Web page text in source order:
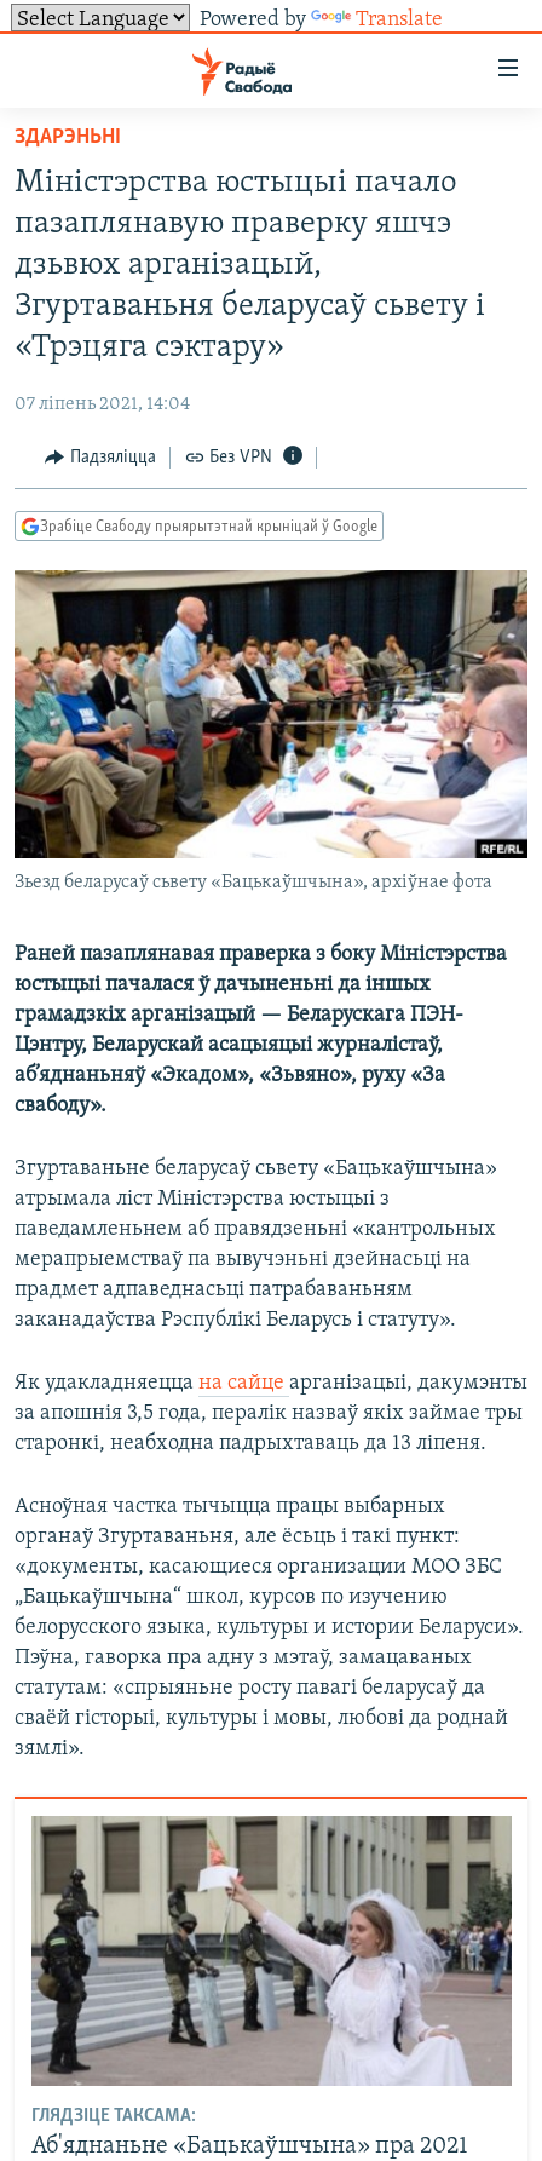
Powered by Translate
ўнівэрсальнага
доступу
Перайсьці
да
галоўнага
зьместу
Перайсьці
да
галоўнай
Перайсьці
пошуку
ПАЛІТЫКА
БЕЛАРУСЫ НА ВАЙНЕ
ПАЛІТВЯЗЬНІ
КАЛЯНДАР
ТОЛЬКІ НА СВАБОДЗЕ
ГІСТОРЫЯ НА СВАБОДЗЕ
АЎДЫЁКНІГІ
PREMIUM
НА ХВАЛЯХ СВАБОДЫ
ПАДЗЯЛІЦЦА ІНФАРМАЦЫЯЙ
ПАДПІСАЦЦА
RSS
TWITTER
САЧЫЦЕ ЗА АБНАЎЛЕНЬНЯМІ
Усе сайты РС/РСЭ
ЗДАРЭНЬНІ
Міністэрства юстыцыі пачало
пазаплянавую праверку яшчэ
дзьвюх арганізацый,
Згуртаваньня беларусаў сьвету і
«Трэцяга сэктару»
07 ліпень 2021, 14:04
Падзяліцца Без VPN
Зрабіце Свабоду прыярытэтнай крыніцай ў Google
Зьезд беларусаў сьвету «Бацькаўшчына», архіўнае фота
Раней пазаплянавая праверка з боку Міністэрства
юстыцыі пачалася ў дачыненьні да іншых
грамадзкіх арганізацый — Беларускага ПЭН-
Цэнтру, Беларускай асацыяцыі журналістаў,
аб’яднаньняў «Экадом», «Зьвяно», руху «За
свабоду».
Згуртаваньне беларусаў сьвету «Бацькаўшчына»
атрымала ліст Міністэрства юстыцыі з
паведамленьнем аб правядзеньні «кантрольных
мерапрыемстваў па вывучэньні дзейнасьці на
прадмет адпаведнасьці патрабаваньням
заканадаўства Рэспублікі Беларусь і статуту».
Як удакладняецца на сайце арганізацыі, дакумэнты
за апошнія 3,5 года, пералік назваў якіх займае тры
старонкі, неабходна падрыхтаваць да 13 ліпеня.
Асноўная частка тычыцца працы выбарных
органаў Згуртаваньня, але ёсьць і такі пункт:
«документы, касающиеся организации МОО ЗБС
„Бацькаўшчына“ школ, курсов по изучению
белорусского языка, культуры и истории Беларуси».
Пэўна, гаворка пра адну з мэтаў, замацаваных
статутам: «спрыяньне росту павагі беларусаў да
сваёй гісторыі, культуры і мовы, любові да роднай
зямлі».
ГЛЯДЗІЦЕ ТАКСАМА:
Аб'яднаньне «Бацькаўшчына» пра 2021